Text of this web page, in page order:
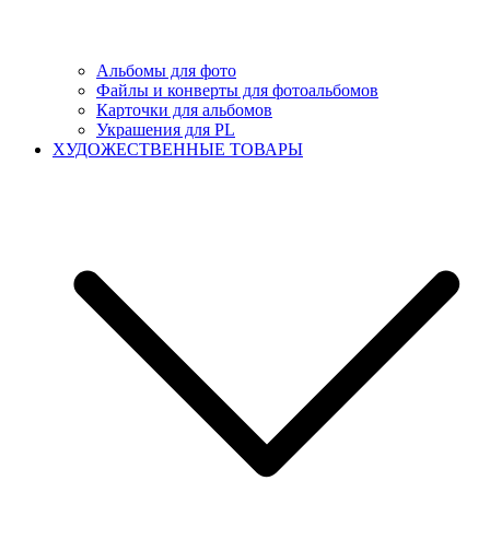
Альбомы для фото
Файлы и конверты для фотоальбомов
Карточки для альбомов
Украшения для PL
ХУДОЖЕСТВЕННЫЕ ТОВАРЫ